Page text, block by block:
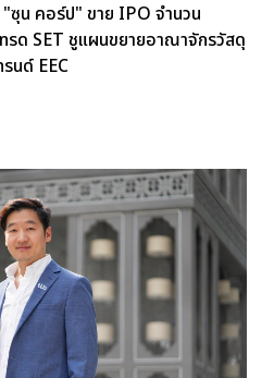
ซุน คอร์ป" ขาย IPO จำนวน
รด SET ชูแผนขยายอาณาจักรวัสดุ
นด์ EEC